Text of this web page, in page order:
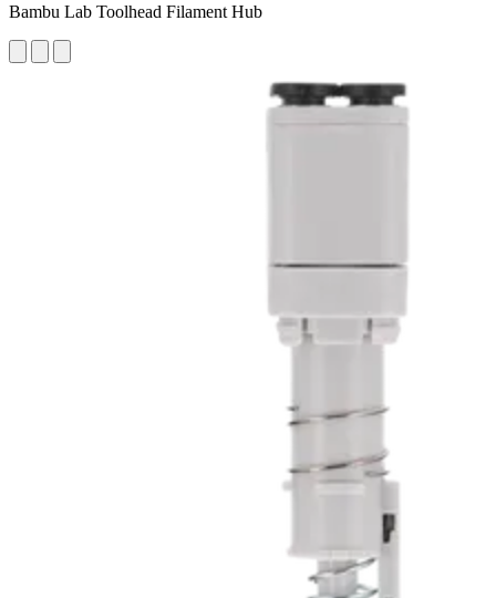
Bambu Lab Toolhead Filament Hub